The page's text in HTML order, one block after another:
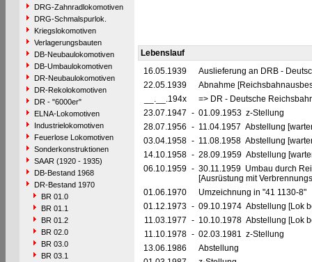
DRG-Zahnradlokomotiven
DRG-Schmalspurlok.
Kriegslokomotiven
Verlagerungsbauten
DB-Neubaulokomotiven
DB-Umbaulokomotiven
DR-Neubaulokomotiven
DR-Rekolokomotiven
DR - "6000er"
ELNA-Lokomotiven
Industrielokomotiven
Feuerlose Lokomotiven
Sonderkonstruktionen
SAAR (1920 - 1935)
DB-Bestand 1968
DR-Bestand 1970
BR 01.0
BR 01.1
BR 01.2
BR 02.0
BR 03.0
BR 03.1
Lebenslauf
16.05.1939
Auslieferung an DRB -
22.05.1939
Abnahme
__.__.194x
=> DR - Deutsche
23.07.1947 - 01.09.1953 z-Stellung
28.07.1956 - 11.04.1957 Abstellung
03.04.1958 - 11.08.1958 Abstellung
14.10.1958 - 28.09.1959 Abstellung
06.10.1959 - 30.11.1959 Umbau durch
[Ausrüstung mit
01.06.1970
Umzeichnung in "41 1130-8"
01.12.1973 - 09.10.1974 Abstellung [Lok
11.03.1977 - 10.10.1978 Abstellung [Lok
11.10.1978 - 02.03.1981 z-Stellung
13.06.1986
Abstellung